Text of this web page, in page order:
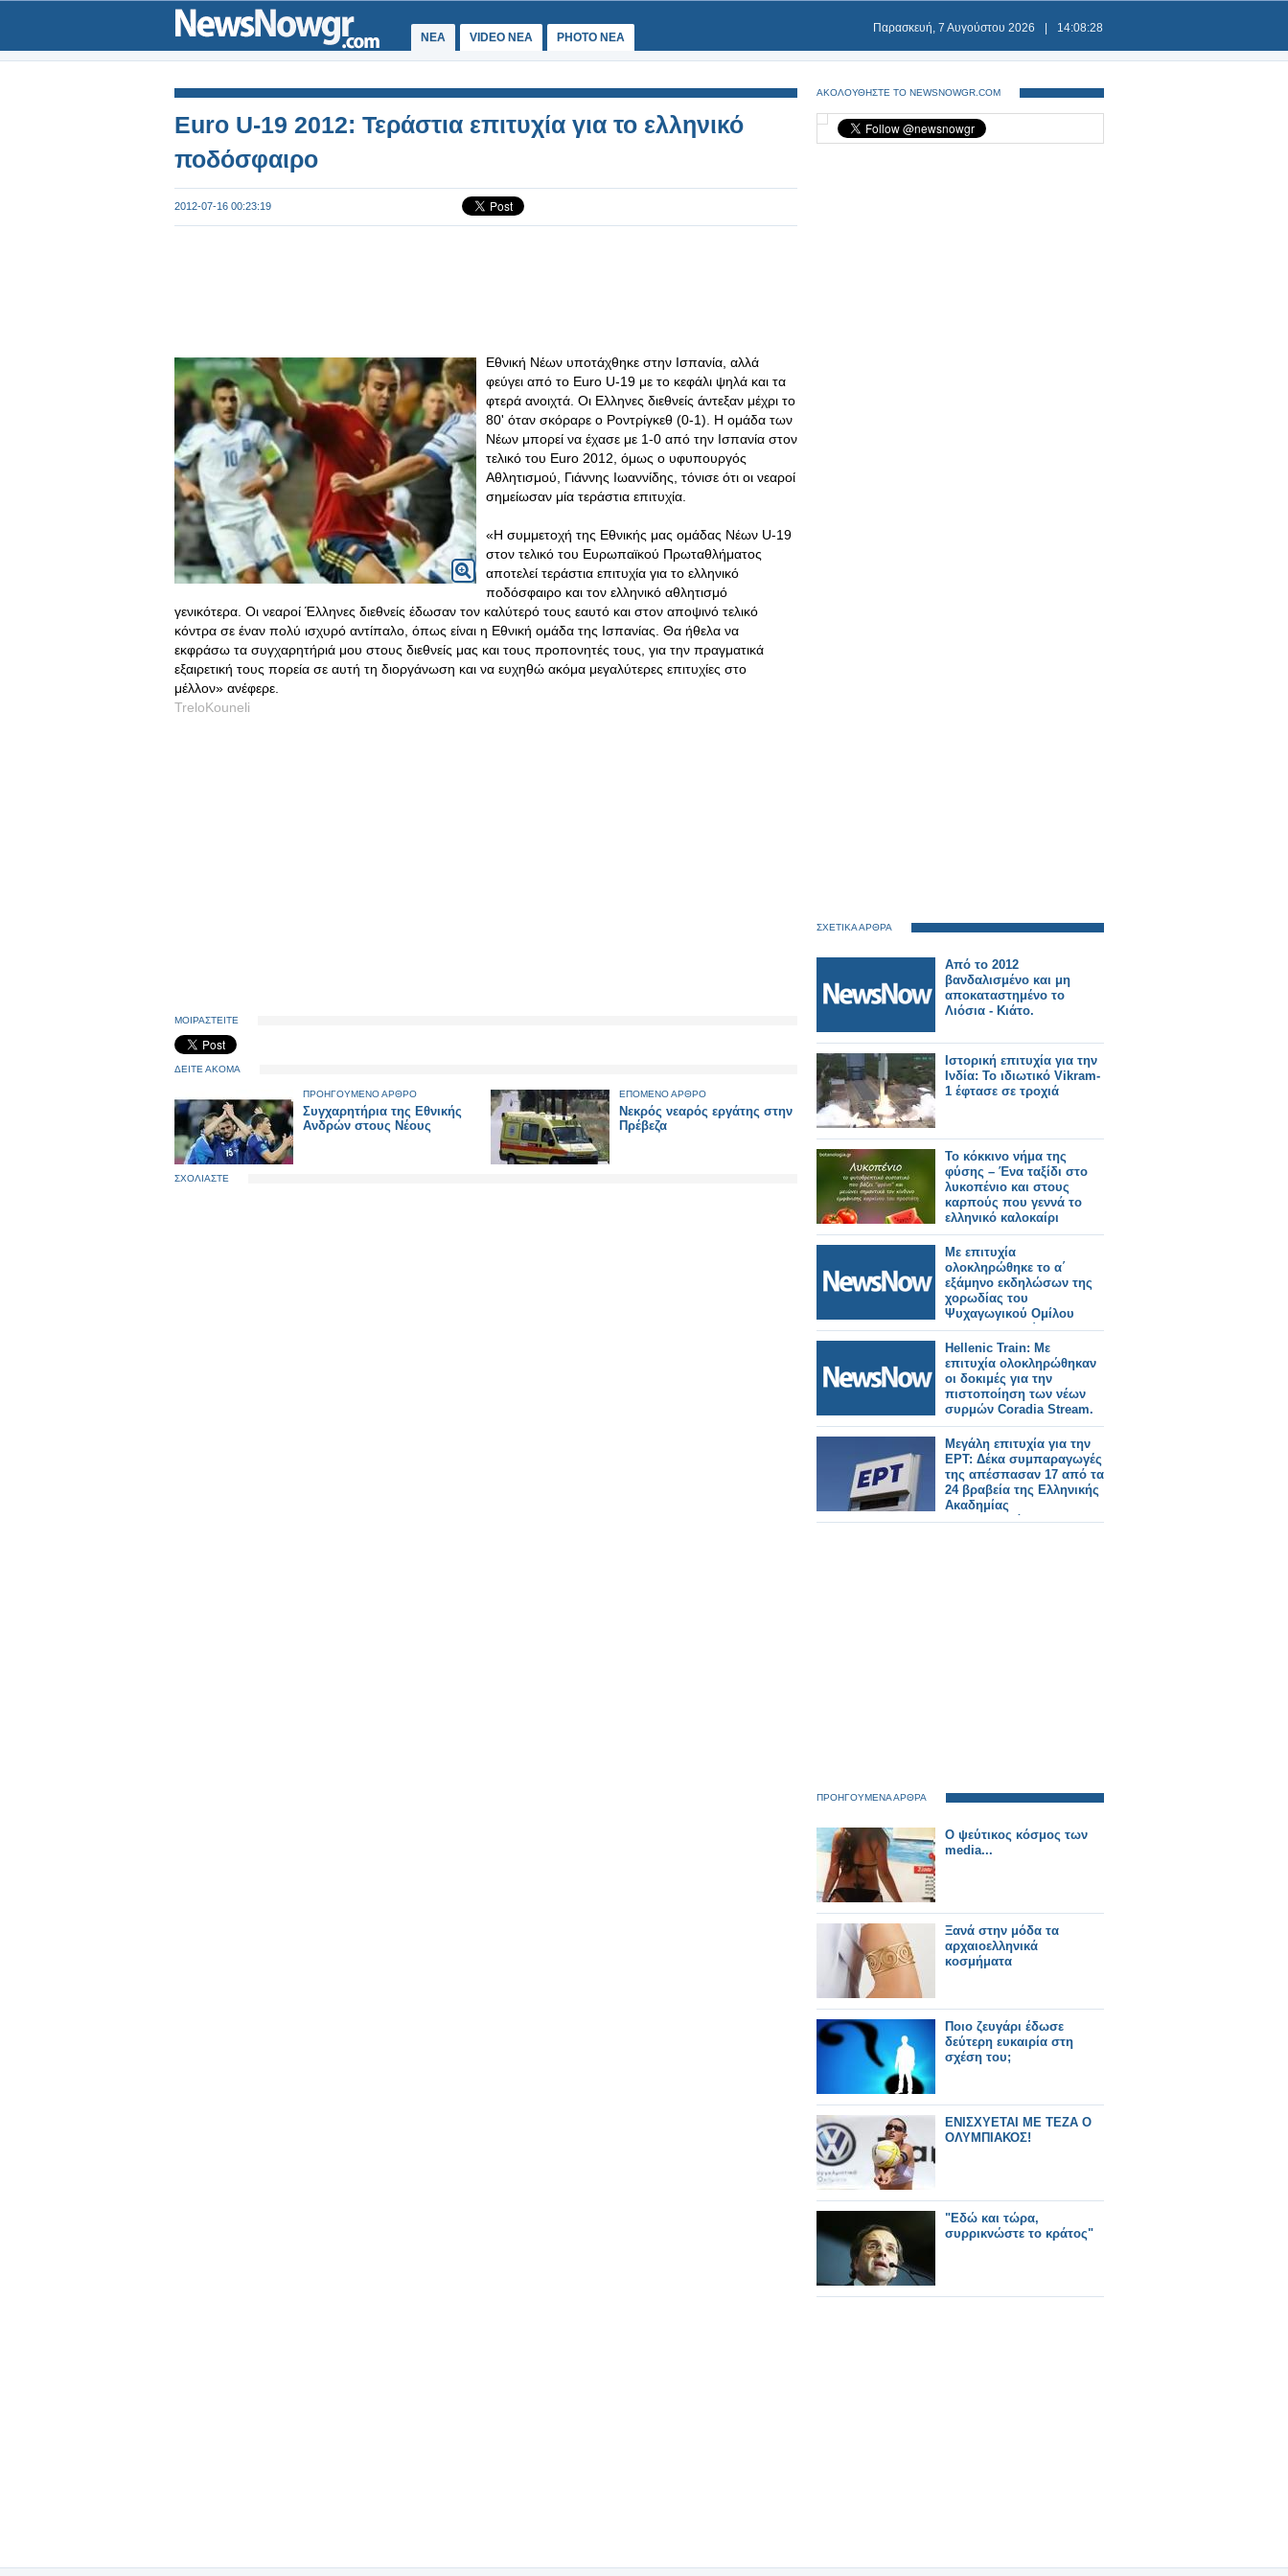
ΝΕΑ VIDEO NEA PHOTO NEA
Παρασκευή, 7 Αυγούστου 2026 14:08:28
Euro U-19 2012: Τεράστια επιτυχία για το ελληνικό
ποδόσφαιρο
2012-07-16 00:23:19
Εθνική Νέων υποτάχθηκε στην Ισπανία, αλλά
φεύγει από το Euro U-19 με το κεφάλι ψηλά και τα
φτερά ανοιχτά. Οι Ελληνες διεθνείς άντεξαν μέχρι το
80' όταν σκόραρε ο Ροντρίγκεθ (0-1). Η ομάδα των
Νέων μπορεί να έχασε με 1-0 από την Ισπανία στον
τελικό του Euro 2012, όμως ο υφυπουργός
Αθλητισμού, Γιάννης Ιωαννίδης, τόνισε ότι οι νεαροί
σημείωσαν μία τεράστια επιτυχία.
«Η συμμετοχή της Εθνικής μας ομάδας Νέων U-19
στον τελικό του Ευρωπαϊκού Πρωταθλήματος
αποτελεί τεράστια επιτυχία για το ελληνικό
ποδόσφαιρο και τον ελληνικό αθλητισμό
γενικότερα. Οι νεαροί Έλληνες διεθνείς έδωσαν τον καλύτερό τους εαυτό και στον αποψινό τελικό
κόντρα σε έναν πολύ ισχυρό αντίπαλο, όπως είναι η Εθνική ομάδα της Ισπανίας. Θα ήθελα να
εκφράσω τα συγχαρητήριά μου στους διεθνείς μας και τους προπονητές τους, για την πραγματικά
εξαιρετική τους πορεία σε αυτή τη διοργάνωση και να ευχηθώ ακόμα μεγαλύτερες επιτυχίες στο
μέλλον» ανέφερε.
TreloKouneli
ΜΟΙΡΑΣΤΕΙΤΕ
ΔΕΙΤΕ ΑΚΟΜΑ
ΠΡΟΗΓΟΥΜΕΝΟ ΑΡΘΡΟ
Συγχαρητήρια της Εθνικής
Ανδρών στους Νέους
ΕΠΟΜΕΝΟ ΑΡΘΡΟ
Νεκρός νεαρός εργάτης στην
Πρέβεζα
ΣΧΟΛΙΑΣΤΕ
ΑΚΟΛΟΥΘΗΣΤΕ ΤΟ NEWSNOWGR.COM
ΣΧΕΤΙΚΑ ΑΡΘΡΑ
Από το 2012
βανδαλισμένο και μη
αποκαταστημένο το
Λιόσια - Κιάτο.
Ιστορική επιτυχία για την
Ινδία: Το ιδιωτικό Vikram-
1 έφτασε σε τροχιά
Το κόκκινο νήμα της
φύσης – Ένα ταξίδι στο
λυκοπένιο και στους
καρπούς που γεννά το
ελληνικό καλοκαίρι
Με επιτυχία
ολοκληρώθηκε το α΄
εξάμηνο εκδηλώσων της
χορωδίας του
Ψυχαγωγικού Ομίλου
Σιδηροδρομικών.
Hellenic Train: Με
επιτυχία ολοκληρώθηκαν
οι δοκιμές για την
πιστοποίηση των νέων
συρμών Coradia Stream.
Μεγάλη επιτυχία για την
ΕΡΤ: Δέκα συμπαραγωγές
της απέσπασαν 17 από τα
24 βραβεία της Ελληνικής
Ακαδημίας
Κινηματογράφου
ΠΡΟΗΓΟΥΜΕΝΑ ΑΡΘΡΑ
Ο ψεύτικος κόσμος των
media...
Ξανά στην μόδα τα
αρχαιοελληνικά
κοσμήματα
Ποιο ζευγάρι έδωσε
δεύτερη ευκαιρία στη
σχέση του;
ΕΝΙΣΧΥΕΤΑΙ ΜΕ ΤΕΖΑ Ο
ΟΛΥΜΠΙΑΚΟΣ!
"Εδώ και τώρα,
συρρικνώστε το κράτος"